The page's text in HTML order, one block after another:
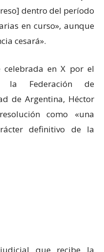
dentro del período
en curso», aunque
cesará».
en X por el
la Federación de
de Argentina, Héctor
como «una
definitivo de la
que recibe la